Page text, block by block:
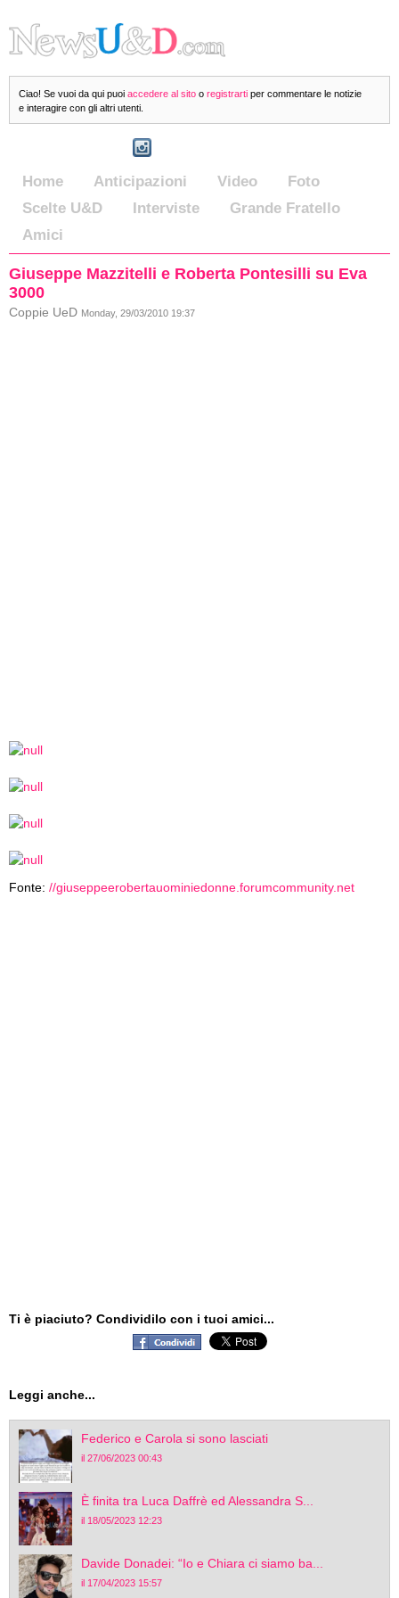
Ciao! Se vuoi da qui puoi accedere al sito o registrarti per commentare le notizie
e interagire con gli altri utenti.
Home Anticipazioni Video
Foto
Scelte U&D
Interviste
Grande Fratello
Amici
Giuseppe Mazzitelli e Roberta Pontesilli su Eva
3000
Coppie UeD Monday, 29/03/2010 19:37
Fonte: //giuseppeerobertauominiedonne.forumcommunity.net
Ti è piaciuto? Condividilo con i tuoi amici...
Leggi anche...
Federico e Carola si sono lasciati
il 27/06/2023 00:43
È finita tra Luca Daffrè ed Alessandra S...
il 18/05/2023 12:23
Davide Donadei: “Io e Chiara ci siamo ba...
il 17/04/2023 15:57